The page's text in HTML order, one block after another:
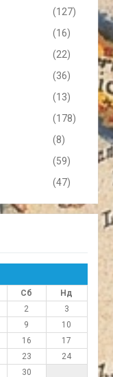
(127)
(16)
(22)
(36)
(13)
(178)
(8)
(59)
(47)
Сб
Нд
2
3
9
10
16
17
23
24
30